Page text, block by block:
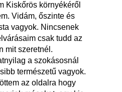
Kiskőrös környékéről
Vidám, őszinte és
vagyok. Nincsenek
csak tudd az
mit szeretnél.
a szokásosnál
természetű vagyok.
az oldalra hogy